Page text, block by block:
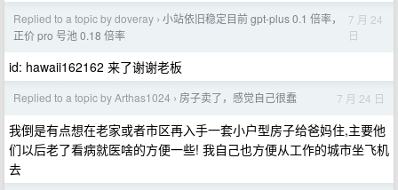
Replied to a topic by doveray › 小站依旧稳定目前 gpt-plus 0.1 倍率，
正价 pro 号池 0.18 倍率
7 月 24
日
id: hawaii162162 来了谢谢老板
Replied to a topic by Arthas1024 › 房子卖了，感觉自己很蠢 7 月 24 日
我倒是有点想在老家或者市区再入手一套小户型房子给爸妈住,主要他
们以后老了看病就医啥的方便一些! 我自己也方便从工作的城市坐飞机
去